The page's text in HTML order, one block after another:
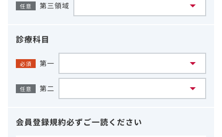
任意 第三領域
診療科目
必須 第一
任意 第二
会員登録規約必ずご一読ください